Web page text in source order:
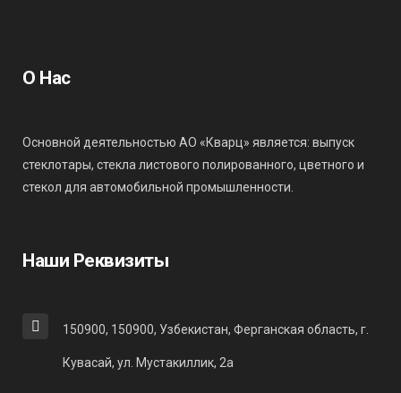
О Нас
Основной деятельностью АО «Кварц» является: выпуск
стеклотары, стекла листового полированного, цветного и
стекол для автомобильной промышленности.
Наши Реквизиты
150900, 150900, Узбекистан, Ферганская область, г.
Кувасай, ул. Мустакиллик, 2а